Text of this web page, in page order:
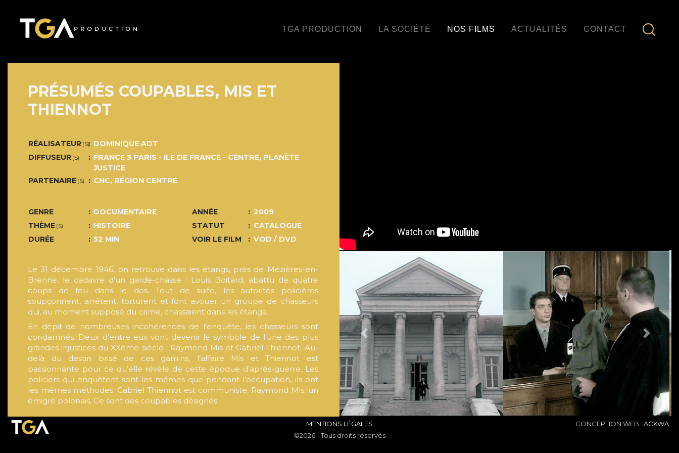
TGA PRODUCTION LA SOCIÉTÉ NOS FILMS ACTUALITÉS CONTACT
PRÉSUMÉS COUPABLES, MIS ET
THIENNOT
RÉALISATEUR (S)
DOMINIQUE ADT
DIFFUSEUR (S) FRANCE 3 PARIS - ILE DE FRANCE - CENTRE, PLANÈTE
JUSTICE
PARTENAIRE (S) CNC, RÉGION CENTRE
GENRE
DOCUMENTAIRE
THÈME (S)
HISTOIRE
DURÉE
52 MIN
ANNÉE
2009
STATUT
CATALOGUE
VOIR LE FILM
VOD / DVD
Le 31 décembre 1946, on retrouve dans les étangs, près de Mézières-en-
Brenne, le cadavre d’un garde-chasse : Louis Boitard, abattu de quatre
coups de feu dans le dos. Tout de suite, les autorités policières
soupçonnent, arrêtent, torturent et font avouer un groupe de chasseurs
qui, au moment supposé du crime, chassaient dans les étangs.
En dépit de nombreuses incohérences de l’enquête, les chasseurs sont
condamnés. Deux d’entre eux vont devenir le symbole de l’une des plus
grandes injustices du XXème siècle : Raymond Mis et Gabriel Thiennot. Au-
delà du destin brisé de ces gamins, l’affaire Mis et Thiennot est
passionnante pour ce qu’elle révèle de cette époque d’après-guerre. Les
policiers qui enquêtent sont les mêmes que pendant l’occupation, ils ont
les mêmes méthodes. Gabriel Thiennot est communiste, Raymond Mis, un
émigré polonais. Ce sont des coupables désignés.
Graciés, pour ce qui concerne Mis et Thiennot au bout de sept ans et demi
de prison, ils se sont battus depuis 60 ans pour prouver leur innocence et
obtenir la révision de leur procès (5 requêtes en révisions). Gabriel Thiennot
PREVIOUS NEXT
MENTIONS LÉGALES
©2026 - Tous droits réservés
CONCEPTION WEB : ACKWA